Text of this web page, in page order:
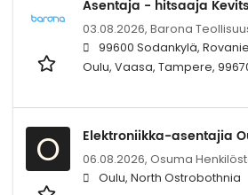
Asentaja - hitsaaja
03.08.2026, Barona
99600 Sodankylä,
Oulu, Vaasa, Tampere,
O Elektroniikka-asentajia
06.08.2026, Osuma
Oulu, North Ostrobothnia